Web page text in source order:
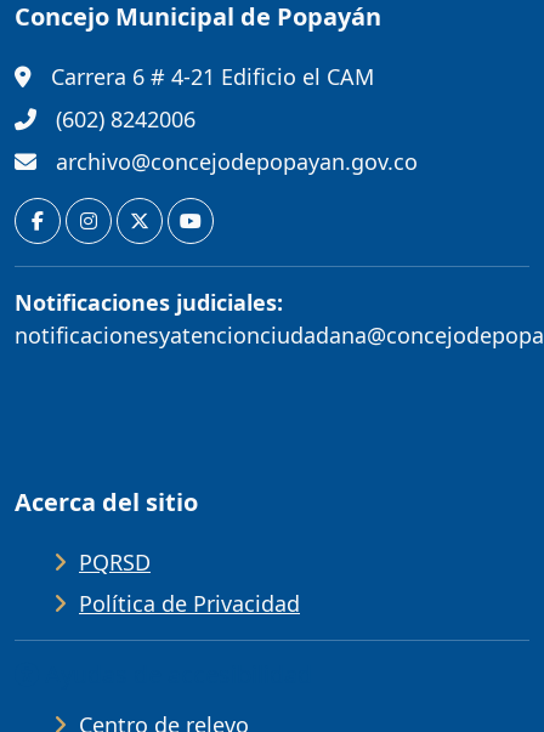
Concejo Municipal de Popayán
Carrera 6 # 4-21 Edificio el CAM
(602) 8242006
archivo@concejodepopayan.gov.co
Notificaciones judiciales:
Acerca del sitio
PQRSD
Política de Privacidad
Centro de relevo